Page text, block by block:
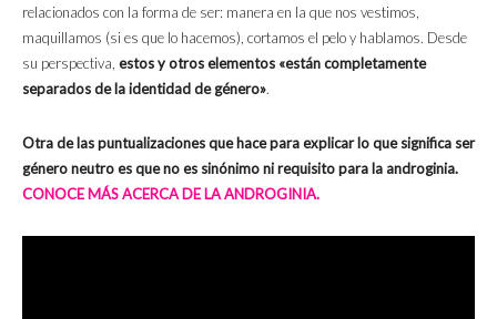
relacionados con la forma de ser: manera en la que nos vestimos,
maquillamos (si es que lo hacemos), cortamos el pelo y hablamos. Desde
su perspectiva, estos y otros elementos «están completamente
separados de la identidad de género».
Otra de las puntualizaciones que hace para explicar lo que significa ser
género neutro es que no es sinónimo ni requisito para la androginia.
CONOCE MÁS ACERCA DE LA ANDROGINIA.